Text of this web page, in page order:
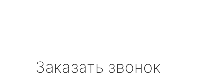
Заказать звонок